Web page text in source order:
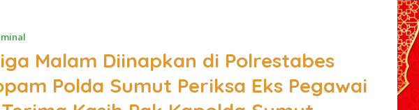
Malam Diinapkan di Polrestabes
Polda Sumut Periksa Eks Pegawai